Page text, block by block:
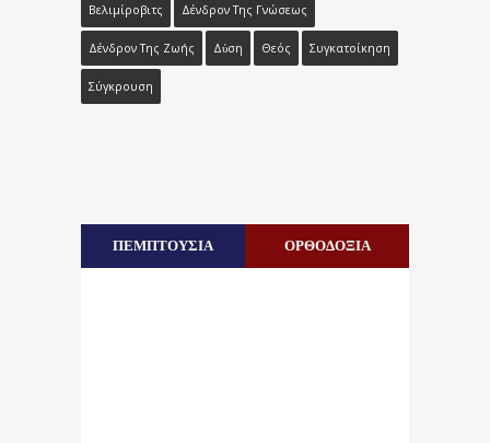
Βελιμίροβιτς Δένδρον Της Γνώσεως
Δένδρον Της Ζωής Δὐση Θεός Συγκατοίκηση
Σύγκρουση
ΠΕΜΠΤΟΥΣΙΑ ΟΡΘΟΔΟΞΙΑ